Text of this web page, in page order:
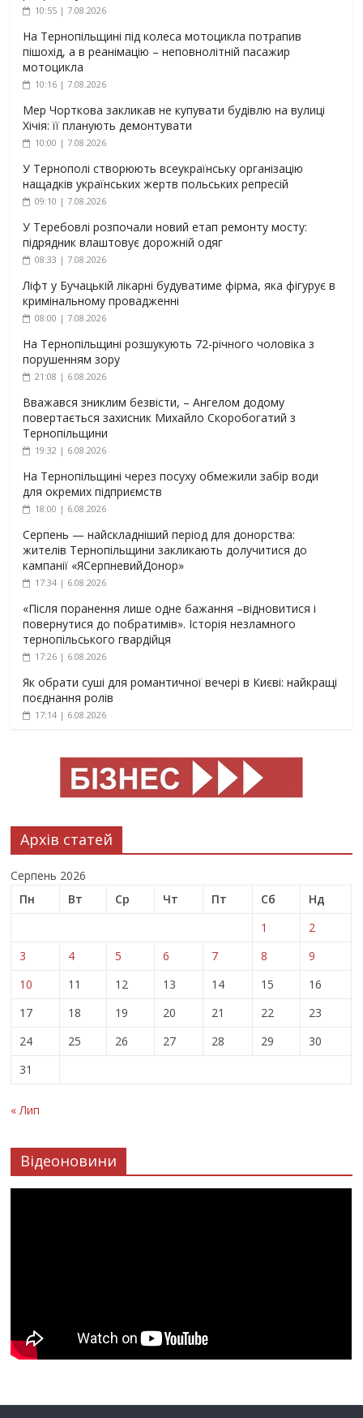
10:55 | 7.08.2026
На Тернопільщині під колеса мотоцикла потрапив
пішохід, а в реанімацію – неповнолітній пасажир
мотоцикла
10:16 | 7.08.2026
Мер Чорткова закликав не купувати будівлю на вулиці
Хічія: її планують демонтувати
10:00 | 7.08.2026
У Тернополі створюють всеукраїнську організацію
нащадків українських жертв польських репресій
09:10 | 7.08.2026
У Теребовлі розпочали новий етап ремонту мосту:
підрядник влаштовує дорожній одяг
08:33 | 7.08.2026
Ліфт у Бучацькій лікарні будуватиме фірма, яка фігурує в
кримінальному провадженні
08:00 | 7.08.2026
На Тернопільщині розшукують 72-річного чоловіка з
порушенням зору
21:08 | 6.08.2026
Вважався зниклим безвісти, – Ангелом додому
повертається захисник Михайло Скоробогатий з
Тернопільщини
19:32 | 6.08.2026
На Тернопільщині через посуху обмежили забір води
для окремих підприємств
18:00 | 6.08.2026
Серпень — найскладніший період для донорства:
жителів Тернопільщини закликають долучитися до
кампанії «ЯСерпневийДонор»
17:34 | 6.08.2026
«Після поранення лише одне бажання –відновитися і
повернутися до побратимів». Історія незламного
тернопільського гвардійця
17:26 | 6.08.2026
Як обрати суші для романтичної вечері в Києві: найкращі
поєднання ролів
17:14 | 6.08.2026
Архів статей
Серпень 2026
Пн
Вт Ср Чт Пт Сб
Нд
1
2
3
4 5 6 7 8
9
10
11 12 13 14 15
16
17
18 19 20 21 22
23
24
25 26 27 28 29
30
31
« Лип
Відеоновини